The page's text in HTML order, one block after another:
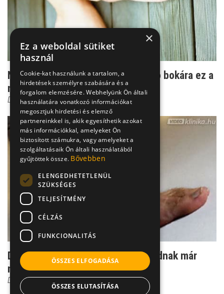
Napi tipp: Rendszeresen kibicsakló bokára ez a
megoldás
Dr. Knoll Zsolt PhD
Duzzadt, ingó boka - amikor a lábadnak már
nem elég a pihent...
Dr. Knoll Zsolt PhD
×
Ez a weboldal sütiket
használ
Cookie-kat használunk a tartalom, a
hirdetések személyre szabására és a
forgalom elemzésére. Webhelyünk Ön általi
használatára vonatkozó információkat
megosztjuk hirdetési és elemző
partnereinkkel is, akik egyesíthetik azokat
más információkkal, amelyeket Ön
biztosított számukra, vagy amelyeket a
szolgáltatásaik Ön általi használatából
gyűjtöttek össze. Bővebben
ELENGEDHETETLENÜL
SZÜKSÉGES
TELJESÍTMÉNY
CÉLZÁS
FUNKCIONALITÁS
ÖSSZES ELFOGADÁSA
ÖSSZES ELUTASÍTÁSA